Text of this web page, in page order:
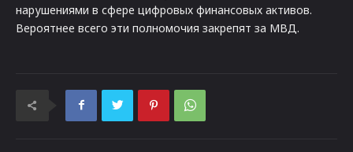
нарушениями в сфере цифровых финансовых активов.
Вероятнее всего эти полномочия закрепят за МВД.